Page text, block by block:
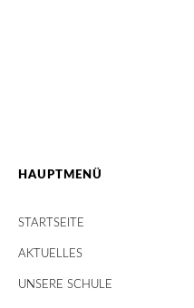
HAUPTMENÜ
STARTSEITE
AKTUELLES
UNSERE SCHULE